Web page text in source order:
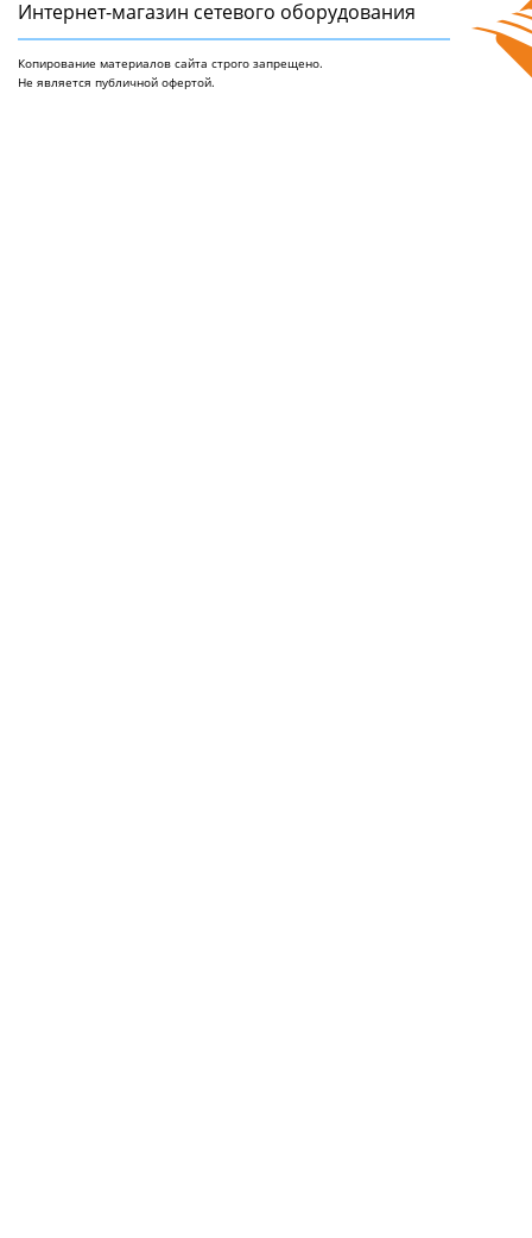
Интернет-магазин сетeвого оборудования
Копирование материалов сайта строго запрещено.
Не является публичной офертой.